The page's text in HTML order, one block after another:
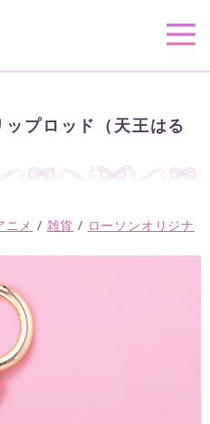
プロッド（天王はる
ニメ / 雑貨 / ローソンオリジナ